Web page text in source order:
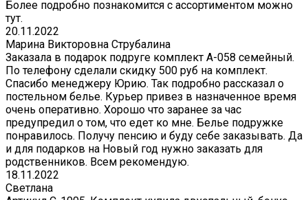
Более подробно познакомится с ассортиментом можно
тут.
20.11.2022
Марина Викторовна Струбалина
Заказала в подарок подруге комплект А-058 семейный.
По телефону сделали скидку 500 руб на комплект.
Спасибо менеджеру Юрию. Так подробно рассказал о
постельном белье. Курьер привез в назначенное время
очень оперативно. Хорошо что заранее за час
предупредил о том, что едет ко мне. Белье подружке
понравилось. Получу пенсию и буду себе заказывать. Да
и для подарков на Новый год нужно заказать для
родственников. Всем рекомендую.
18.11.2022
Светлана